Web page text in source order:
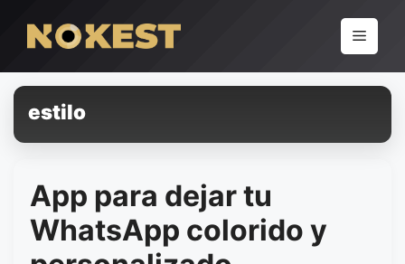
conteúdo
Menu
estilo
App para dejar tu
WhatsApp colorido y